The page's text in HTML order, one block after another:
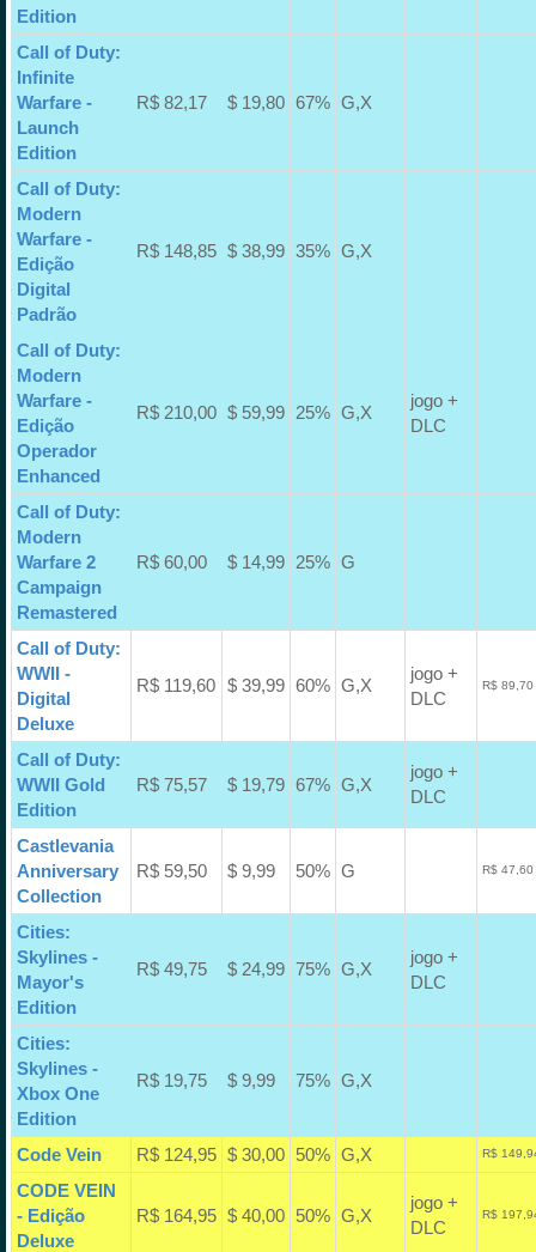
Edition
Call of Duty:
Infinite
Warfare -
Launch
Edition
R$ 82,17 $ 19,80 67% G,X
Call of Duty:
Modern
Warfare -
Edição
Digital
Padrão
R$ 148,85 $ 38,99 35% G,X
Call of Duty:
Modern
Warfare -
Edição
Operador
Enhanced
R$ 210,00 $ 59,99 25% G,X
jogo +
DLC
Call of Duty:
Modern
Warfare 2
Campaign
Remastered
R$ 60,00 $ 14,99 25% G
Call of Duty:
WWII -
Digital
Deluxe
R$ 119,60 $ 39,99 60% G,X
jogo +
DLC
R$
Call of Duty:
WWII Gold
Edition
R$ 75,57 $ 19,79 67% G,X
jogo +
DLC
Castlevania
Anniversary
Collection
R$ 59,50 $ 9,99 50% G R$
Cities:
Skylines -
Mayor's
Edition
R$ 49,75 $ 24,99 75% G,X
jogo +
DLC
Cities:
Skylines -
Xbox One
Edition
R$ 19,75 $ 9,99 75% G,X
Code Vein R$ 124,95 $ 30,00 50% G,X R$
CODE VEIN
- Edição
Deluxe
R$ 164,95 $ 40,00 50% G,X
jogo +
DLC
R$